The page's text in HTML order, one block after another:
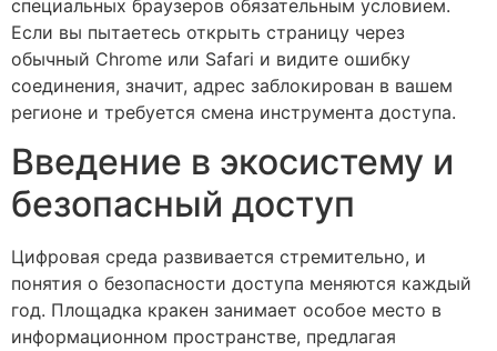
специальных браузеров обязательным условием.
Если вы пытаетесь открыть страницу через
обычный Chrome или Safari и видите ошибку
соединения, значит, адрес заблокирован в вашем
регионе и требуется смена инструмента доступа.
Введение в экосистему и
безопасный доступ
Цифровая среда развивается стремительно, и
понятия о безопасности доступа меняются каждый
год. Площадка кракен занимает особое место в
информационном пространстве, предлагая